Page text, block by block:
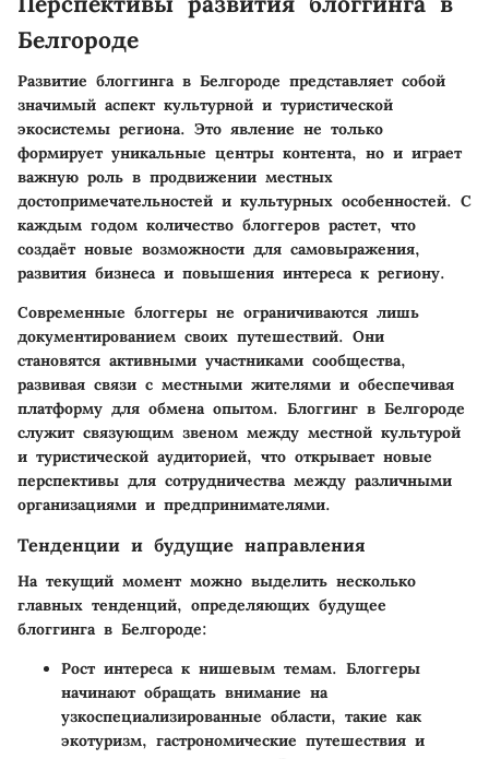
Белгороде
Развитие блоггинга в Белгороде представляет собой
значимый аспект культурной и туристической
экосистемы региона. Это явление не только
формирует уникальные центры контента, но и играет
важную роль в продвижении местных
достопримечательностей и культурных особенностей. С
каждым годом количество блоггеров растет, что
создаёт новые возможности для самовыражения,
развития бизнеса и повышения интереса к региону.
Современные блоггеры не ограничиваются лишь
документированием своих путешествий. Они
становятся активными участниками сообщества,
развивая связи с местными жителями и обеспечивая
платформу для обмена опытом. Блоггинг в Белгороде
служит связующим звеном между местной культурой
и туристической аудиторией, что открывает новые
перспективы для сотрудничества между различными
организациями и предпринимателями.
Тенденции и будущие направления
На текущий момент можно выделить несколько
главных тенденций, определяющих будущее
блоггинга в Белгороде:
Рост интереса к нишевым темам. Блоггеры
начинают обращать внимание на
узкоспециализированные области, такие как
экотуризм, гастрономические путешествия и